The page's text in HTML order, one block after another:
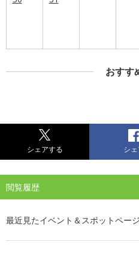
おすす
シェアする シ
閲覧履歴
最近見たイベント＆スポットペー